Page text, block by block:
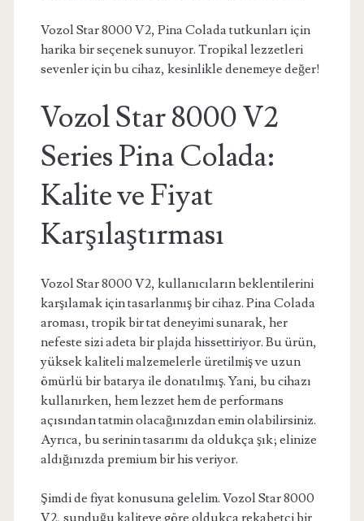
Vozol Star 8000 V2, Pina Colada tutkunları için
harika bir seçenek sunuyor. Tropikal lezzetleri
sevenler için bu cihaz, kesinlikle denemeye değer!
Vozol Star 8000 V2
Series Pina Colada:
Kalite ve Fiyat
Karşılaştırması
Vozol Star 8000 V2, kullanıcıların beklentilerini
karşılamak için tasarlanmış bir cihaz. Pina Colada
aroması, tropik bir tat deneyimi sunarak, her
nefeste sizi adeta bir plajda hissettiriyor. Bu ürün,
yüksek kaliteli malzemelerle üretilmiş ve uzun
ömürlü bir batarya ile donatılmış. Yani, bu cihazı
kullanırken, hem lezzet hem de performans
açısından tatmin olacağınızdan emin olabilirsiniz.
Ayrıca, bu serinin tasarımı da oldukça şık; elinize
aldığınızda premium bir his veriyor.
Şimdi de fiyat konusuna gelelim. Vozol Star 8000
V2, sunduğu kaliteye göre oldukça rekabetçi bir